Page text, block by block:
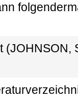
(JOHNSON,